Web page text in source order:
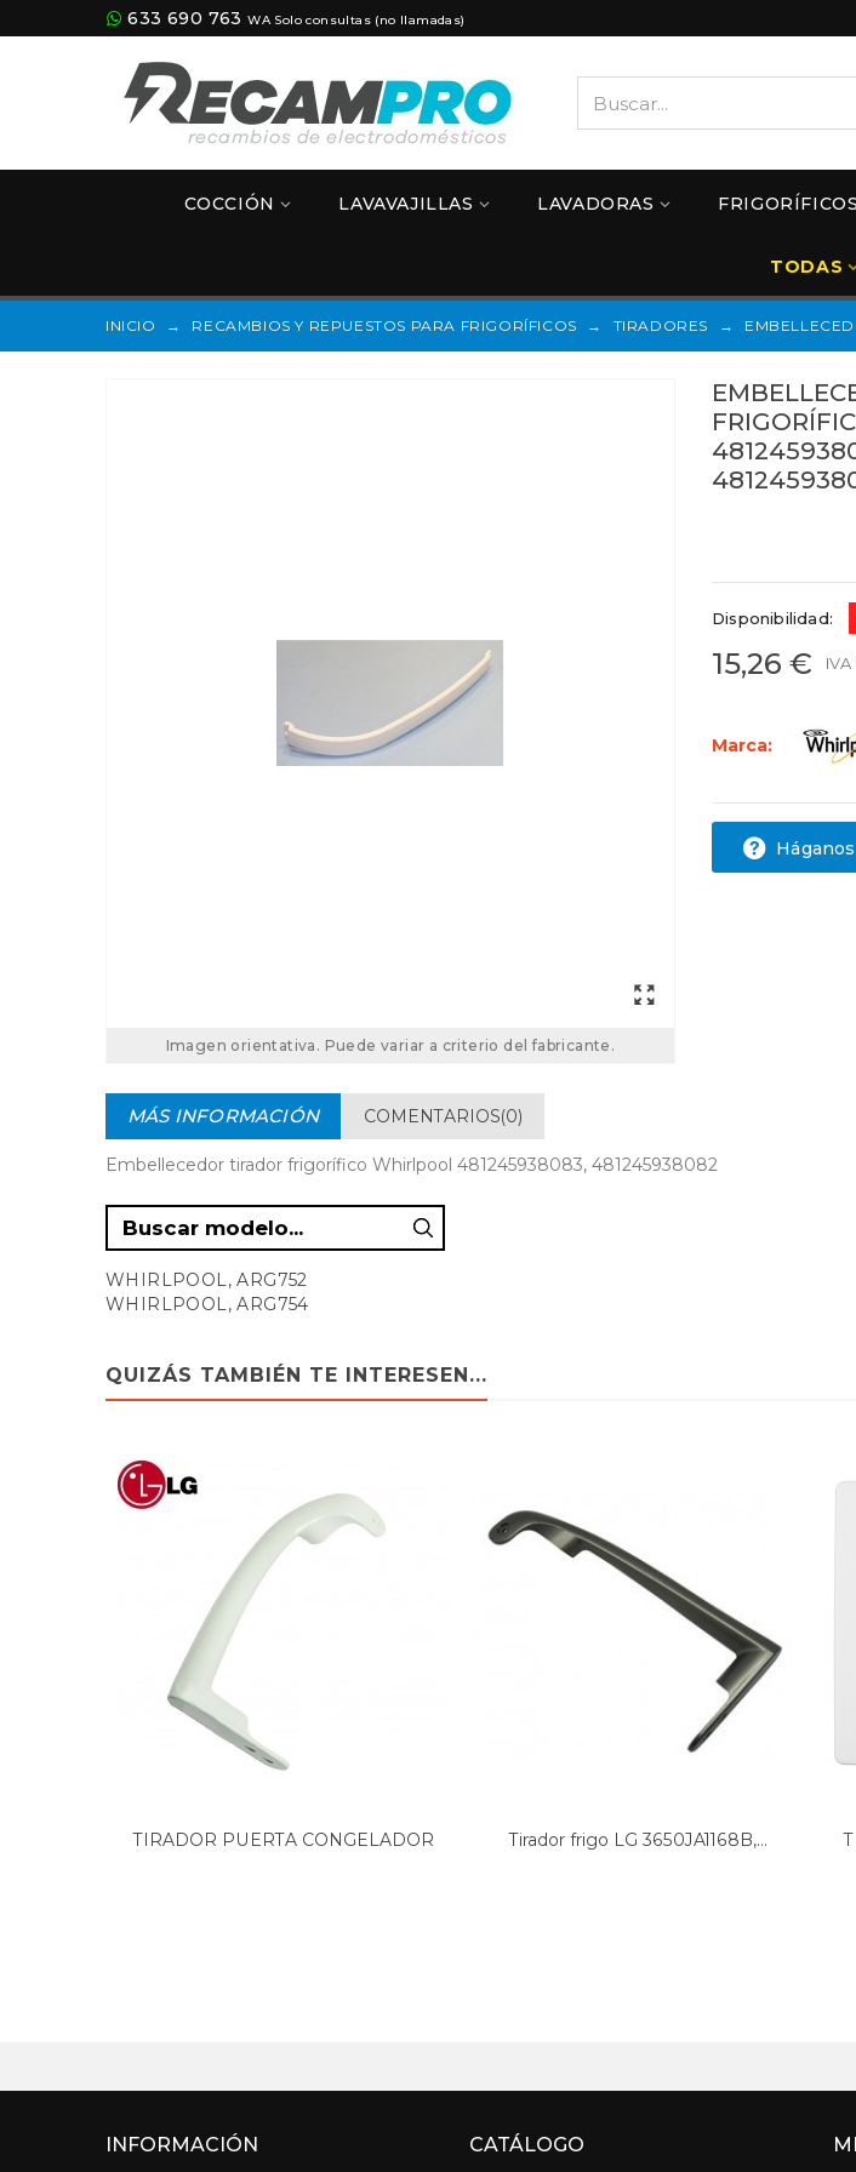
633 690 763 WA Solo consultas (no llamadas)
COCCIÓN LAVAVAJILLAS LAVADORAS FRIGORÍFICOS
TODAS
INICIO → RECAMBIOS Y REPUESTOS PARA FRIGORÍFICOS → TIRADORES →
Imagen orientativa. Puede variar a criterio del fabricante.
Disponibilidad:
15,26 € IVA
Marca:
MÁS INFORMACIÓN COMENTARIOS(0)
Embellecedor tirador frigorífico Whirlpool 481245938083, 481245938082
WHIRLPOOL, ARG752
WHIRLPOOL, ARG754
QUIZÁS TAMBIÉN TE INTERESEN...
TIRADOR PUERTA CONGELADOR
Tirador frigo LG 3650JA1168B,...
INFORMACIÓN CATÁLOGO